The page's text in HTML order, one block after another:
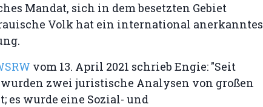
Mandat, sich in dem besetzten Gebiet
Volk hat ein international anerkanntes
vom 13. April 2021 schrieb Engie: "Seit
zwei juristische Analysen von großen
wurde eine Sozial- und